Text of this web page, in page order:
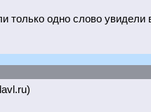
только одно слово увидели